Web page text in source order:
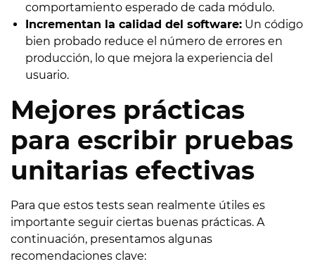
comportamiento esperado de cada módulo.
Incrementan la calidad del software:Un código
bien probado reduce el número de errores en
producción, lo que mejora la experiencia del
usuario.
Mejores prácticas
para escribir pruebas
unitarias efectivas
Para que estos tests sean realmente útiles es
importante seguir ciertas buenas prácticas. A
continuación, presentamos algunas
recomendaciones clave: